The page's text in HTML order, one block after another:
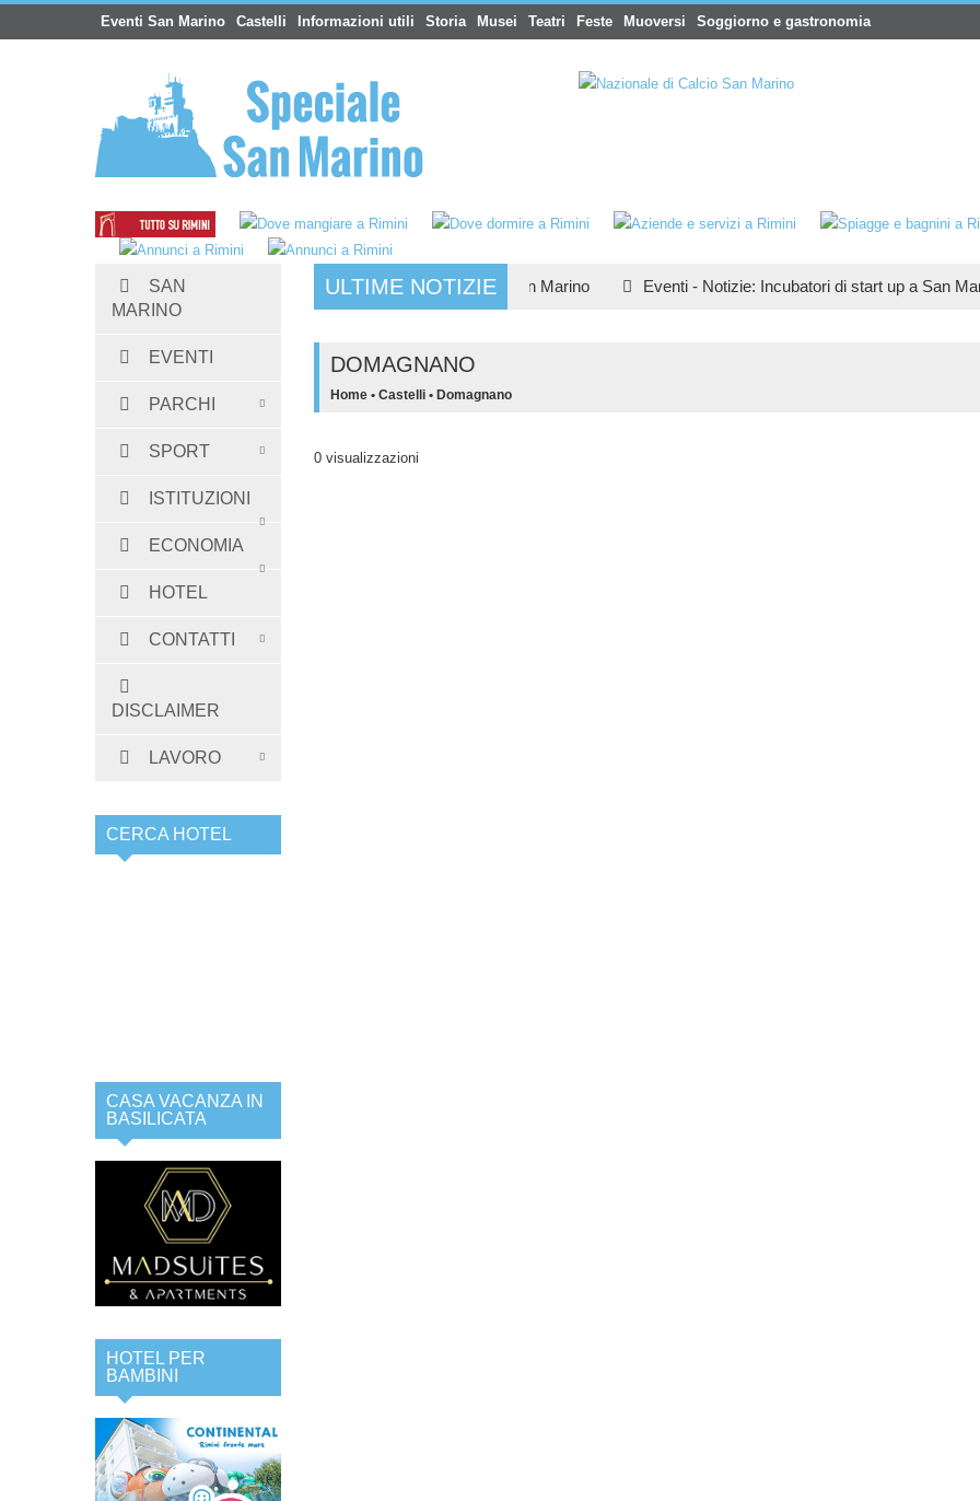
Eventi San Marino Castelli Informazioni utili Storia Musei Teatri Feste Muoversi Soggiorno e gastronomia
SAN
MARINO
EVENTI
PARCHI
SPORT
ISTITUZIONI
ECONOMIA
HOTEL
CONTATTI
DISCLAIMER
LAVORO
CERCA HOTEL
CASA VACANZA IN
BASILICATA
HOTEL PER
BAMBINI
ULTIME NOTIZIE
Hotel San Marino Albergo Dogana 3 stelle San Marino Eventi-Notizie:Incubatori di start up a San Marino
DOMAGNANO
Home • Castelli • Domagnano
0 visualizzazioni